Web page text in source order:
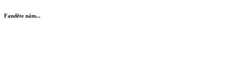
Fanděte nám...